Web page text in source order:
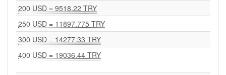
200 USD = 9518.22 TRY
250 USD = 11897.775 TRY
300 USD = 14277.33 TRY
400 USD = 19036.44 TRY